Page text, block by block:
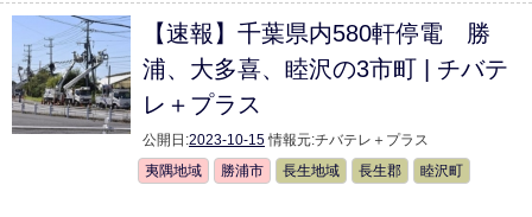
【速報】千葉県内580軒停電 勝
浦、大多喜、睦沢の3市町 | チバテ
レ＋プラス
公開日:2023-10-15 情報元:チバテレ＋プラス
夷隅地域
勝浦市 長生地域 長生郡 睦沢町